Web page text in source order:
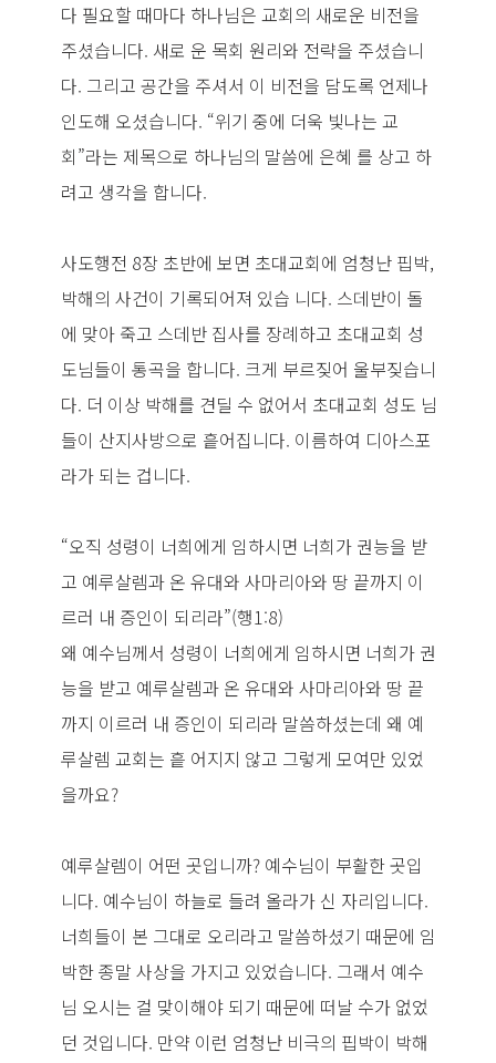
다 필요할 때마다 하나님은 교회의 새로운 비전을
주셨습니다. 새로 운 목회 원리와 전략을 주셨습니
다. 그리고 공간을 주셔서 이 비전을 담도록 언제나
인도해 오셨습니다. “위기 중에 더욱 빛나는 교
회”라는 제목으로 하나님의 말씀에 은혜 를 상고 하
려고 생각을 합니다.
사도행전 8장 초반에 보면 초대교회에 엄청난 핍박,
박해의 사건이 기록되어져 있습 니다. 스데반이 돌
에 맞아 죽고 스데반 집사를 장례하고 초대교회 성
도님들이 통곡을 합니다. 크게 부르짖어 울부짖습니
다. 더 이상 박해를 견딜 수 없어서 초대교회 성도 님
들이 산지사방으로 흩어집니다. 이름하여 디아스포
라가 되는 겁니다.
“오직 성령이 너희에게 임하시면 너희가 권능을 받
고 예루살렘과 온 유대와 사마리아와 땅 끝까지 이
르러 내 증인이 되리라”(행1:8)
왜 예수님께서 성령이 너희에게 임하시면 너희가 권
능을 받고 예루살렘과 온 유대와 사마리아와 땅 끝
까지 이르러 내 증인이 되리라 말씀하셨는데 왜 예
루살렘 교회는 흩 어지지 않고 그렇게 모여만 있었
을까요?
예루살렘이 어떤 곳입니까? 예수님이 부활한 곳입
니다. 예수님이 하늘로 들려 올라가 신 자리입니다.
너희들이 본 그대로 오리라고 말씀하셨기 때문에 임
박한 종말 사상을 가지고 있었습니다. 그래서 예수
님 오시는 걸 맞이해야 되기 때문에 떠날 수가 없었
던 것입니다. 만약 이런 엄청난 비극의 핍박이 박해